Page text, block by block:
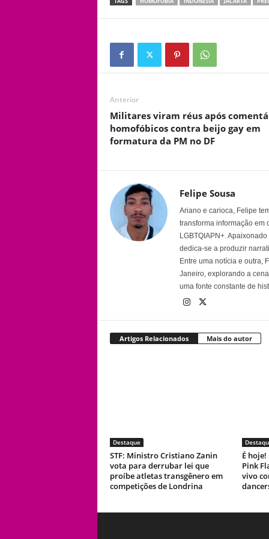
Anterior
Militares viram réus após
homofóbicos contra beijo gay em
formatura da PM no DF
Felipe Sousa
Ariano e carioca, Felipe
transforma informação em
LGBTQIAPN+.
dedica-se a produzir
Entre uma notícia e outra,
Janeiro, explorando a
uma fonte constante de
Artigos Relacionados Mais do autor
Destaque
STF: Ministro Cristiano Zanin
vota para derrubar lei que
proíbe atletas transgênero em
competições de Londrina
É
Pink
vivo